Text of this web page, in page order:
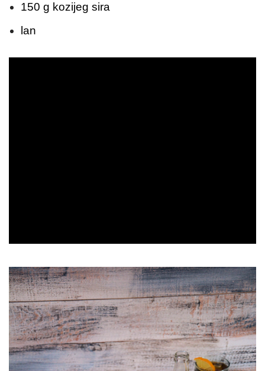
150 g kozijeg sira
lan